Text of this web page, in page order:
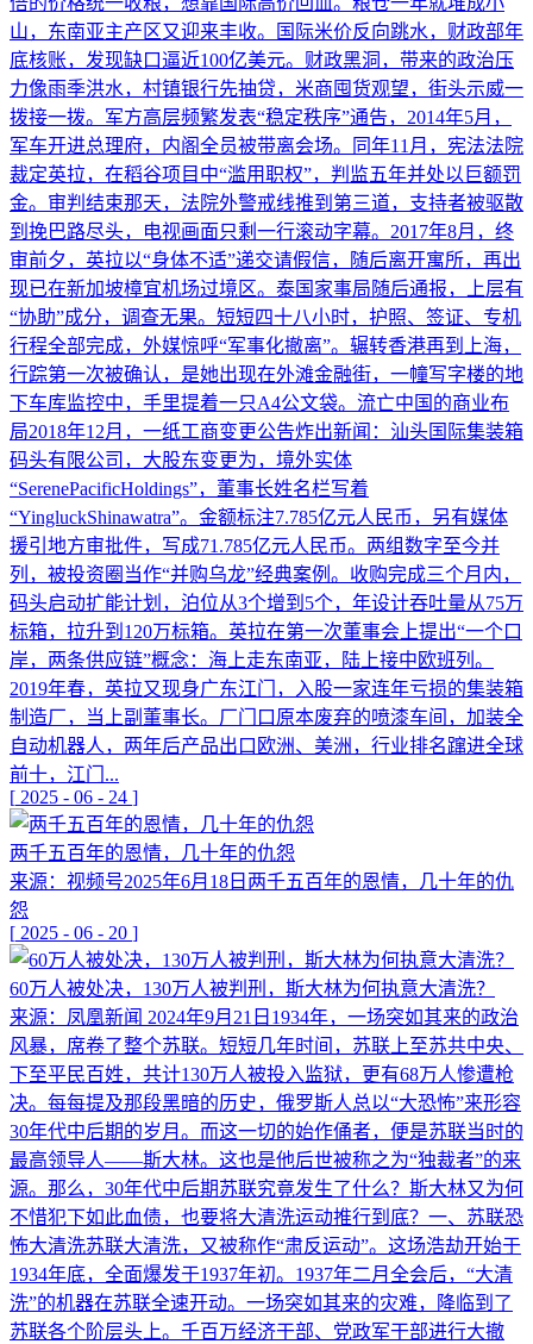
山，东南亚主产区又迎来丰收。国际米价反向跳水，财政部年
底核账，发现缺口逼近100亿美元。财政黑洞，带来的政治压
力像雨季洪水，村镇银行先抽贷，米商囤货观望，街头示威一
拨接一拨。军方高层频繁发表“稳定秩序”通告，2014年5月，
军车开进总理府，内阁全员被带离会场。同年11月，宪法法院
裁定英拉，在稻谷项目中“滥用职权”，判监五年并处以巨额罚
金。审判结束那天，法院外警戒线推到第三道，支持者被驱散
到挽巴路尽头，电视画面只剩一行滚动字幕。2017年8月，终
审前夕，英拉以“身体不适”递交请假信，随后离开寓所，再出
现已在新加坡樟宜机场过境区。泰国家事局随后通报，上层有
“协助”成分，调查无果。短短四十八小时，护照、签证、专机
行程全部完成，外媒惊呼“军事化撤离”。辗转香港再到上海，
行踪第一次被确认，是她出现在外滩金融街，一幢写字楼的地
下车库监控中，手里提着一只A4公文袋。流亡中国的商业布
局2018年12月，一纸工商变更公告炸出新闻：汕头国际集装箱
码头有限公司，大股东变更为，境外实体
“SerenePacificHoldings”，董事长姓名栏写着
“YingluckShinawatra”。金额标注7.785亿元人民币，另有媒体
援引地方审批件，写成71.785亿元人民币。两组数字至今并
列，被投资圈当作“并购乌龙”经典案例。收购完成三个月内，
码头启动扩能计划，泊位从3个增到5个，年设计吞吐量从75万
标箱，拉升到120万标箱。英拉在第一次董事会上提出“一个口
岸，两条供应链”概念：海上走东南亚，陆上接中欧班列。
2019年春，英拉又现身广东江门，入股一家连年亏损的集装箱
制造厂，当上副董事长。厂门口原本废弃的喷漆车间，加装全
自动机器人，两年后产品出口欧洲、美洲，行业排名蹿进全球
前十，江门...
[ 2025 - 06 - 24 ]
两千五百年的恩情，几十年的仇怨
来源：视频号2025年6月18日两千五百年的恩情，几十年的仇
怨
[ 2025 - 06 - 20 ]
60万人被处决，130万人被判刑，斯大林为何执意大清洗？
来源：凤凰新闻 2024年9月21日1934年，一场突如其来的政治
风暴，席卷了整个苏联。短短几年时间，苏联上至苏共中央、
下至平民百姓，共计130万人被投入监狱，更有68万人惨遭枪
决。每每提及那段黑暗的历史，俄罗斯人总以“大恐怖”来形容
30年代中后期的岁月。而这一切的始作俑者，便是苏联当时的
最高领导人——斯大林。这也是他后世被称之为“独裁者”的来
源。那么，30年代中后期苏联究竟发生了什么？斯大林又为何
不惜犯下如此血债，也要将大清洗运动推行到底？一、苏联恐
怖大清洗苏联大清洗，又被称作“肃反运动”。这场浩劫开始于
1934年底，全面爆发于1937年初。1937年二月全会后，“大清
洗”的机器在苏联全速开动。一场突如其来的灾难，降临到了
苏联各个阶层头上。千百万经济干部、党政军干部进行大撤